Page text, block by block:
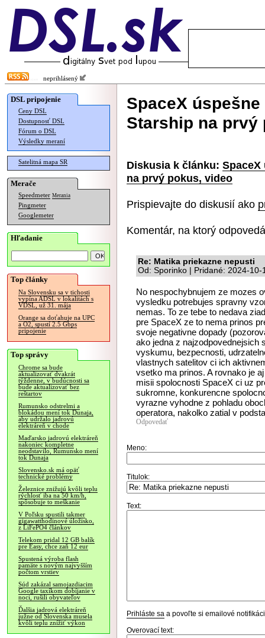
neprihlásený
DSL pripojenie
Ceny DSL
Dostupnosť DSL
Fórum o DSL
Výsledky meraní
Satelitná mapa SR
Merače
Speedmeter Merania
Pingmeter
Googlemeter
Hľadanie
Top články
Na Slovensku sa v tichosti
vypína ADSL v lokalitách s
VDSL, už 31. mája
Orange sa doťahuje na UPC
a O2, spustí 2.5 Gbps
pripojenie
Top správy
Chrome sa bude
aktualizovať dvakrát
týždenne, v budúcnosti sa
bude aktualizovať bez
reštartov
Rumunsko odstrelmi a
blokádou mení tok Dunaja,
aby udržalo jadrovú
elektráreň v chode
Maďarsko jadrovú elektráreň
nakoniec kompletne
neodstavilo, Rumunsko mení
tok Dunaja
Slovensko.sk má opäť
technické problémy
Železnice znižujú kvôli teplu
rýchlosť iba na 50 km/h,
spôsobuje to meškanie
V Poľsku spustili takmer
gigawatthodinové úložisko,
z LiFePO4 článkov
Telekom pridal 12 GB balík
pre Easy, chce zaň 12 eur
Spustená výroba flash
pamäte s novým najvyšším
počtom vrstiev
Súd zakázal samojazdiacim
Google taxíkom dobíjanie v
noci, rušili obyvateľov
Ďalšia jadrová elektráreň
južne od Slovenska musela
kvôli teplu znížiť výkon
SpaceX
Starship na prvý
Diskusia k článku:
na prvý pokus, video
Prispievajte do diskusií ako
Komentár, na ktorý
Re: Matika priekazne nepusti
Od: Sporinko | Pridané: 2024-10-
No nespochybnujem ze mozes
vysledku potrebujes spravny
nemas. To ze tebe to nedava
pre SpaceX ze to nema prinos
svoje negativne dopady
ako jedna z najzodpovednejsich
vyskumu, bezpecnosti,
vlastnych satelitov ci ich
vsetko ma prinos. A rovnako je
misii spolocnosti SpaceX ci uz
sukromne, konkurencne
vyrazne vyhodne z pohladu
operatora, nakolko zatial v
Odpovedať
Meno:
Titulok:
Text:
Prihláste sa a povoľte si emailové
Overovací text: